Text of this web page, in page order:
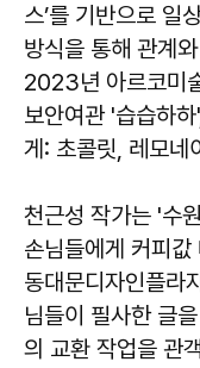
스’를 기반으로 일
방식을 통해 관계
2023년 아르코미
보안여관 '습습하
게: 초콜릿, 레모네
천근성 작가는 '수
손님들에게 커피
동대문디자인플라
님들이 필사한 글
의 교환 작업을 관